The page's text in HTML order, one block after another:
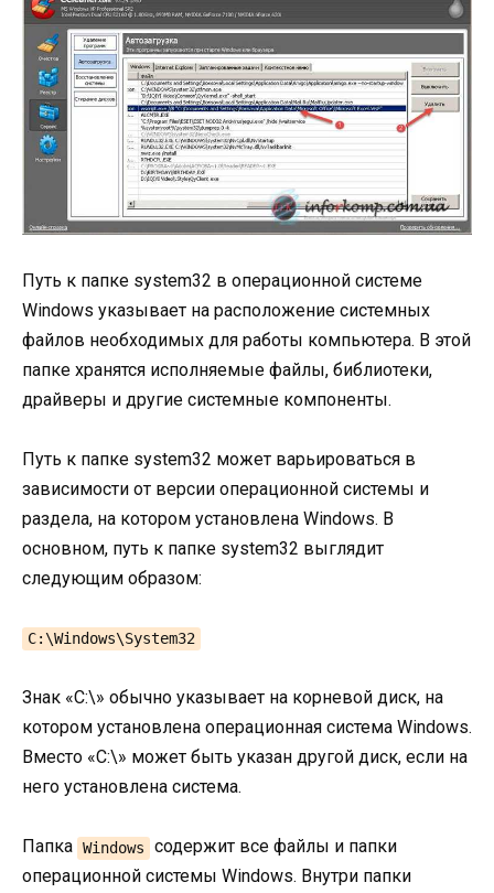
Путь к папке system32 в операционной системе
Windows указывает на расположение системных
файлов необходимых для работы компьютера. В этой
папке хранятся исполняемые файлы, библиотеки,
драйверы и другие системные компоненты.
Путь к папке system32 может варьироваться в
зависимости от версии операционной системы и
раздела, на котором установлена Windows. В
основном, путь к папке system32 выглядит
следующим образом:
C:\Windows\System32
Знак «С:\» обычно указывает на корневой диск, на
котором установлена операционная система Windows.
Вместо «С:\» может быть указан другой диск, если на
него установлена система.
Папка Windows
содержит все файлы и папки
операционной системы Windows. Внутри папки